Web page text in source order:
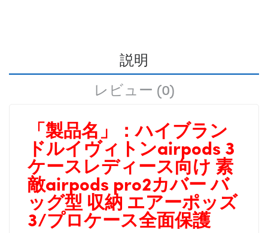
説明
レビュー (0)
「製品名」：ハイブラン
ドルイヴィトンairpods 3
ケースレディース向け 素
敵airpods pro2カバー バ
ッグ型 収納 エアーポッズ
3/プロケース全面保護